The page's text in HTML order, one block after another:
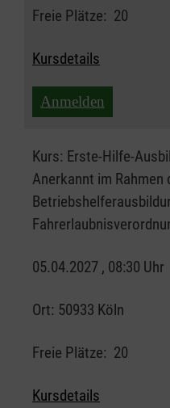
Freie Plätze: 20
Kursdetails
Anmelden
Kurs: Erste-Hilfe-
Anerkannt im Rahmen
05.04.2027 , 08:30 Uhr
Ort: 50933 Köln
Freie Plätze: 20
Kursdetails